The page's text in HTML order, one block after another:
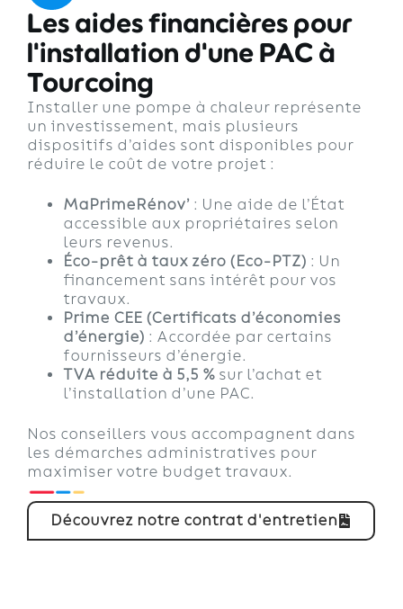
Les aides financières pour
l'installation d'une PAC à
Tourcoing
Installer une pompe à chaleur représente
un investissement, mais plusieurs
dispositifs d’aides sont disponibles pour
réduire le coût de votre projet :
MaPrimeRénov’ : Une aide de l’État
accessible aux propriétaires selon
leurs revenus.
Éco-prêt à taux zéro (Eco-PTZ) : Un
financement sans intérêt pour vos
travaux.
Prime CEE (Certificats d’économies
d’énergie) : Accordée par certains
fournisseurs d’énergie.
TVA réduite à 5,5 % sur l’achat et
l’installation d’une PAC.
Nos conseillers vous accompagnent dans
les démarches administratives pour
maximiser votre budget travaux.
Découvrez notre contrat d'entretien